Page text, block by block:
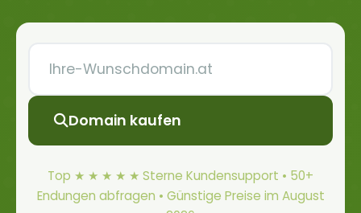
Domain kaufen
Top ★ ★ ★ ★ ★ Sterne Kundensupport • 50+
Endungen abfragen • Günstige Preise im August